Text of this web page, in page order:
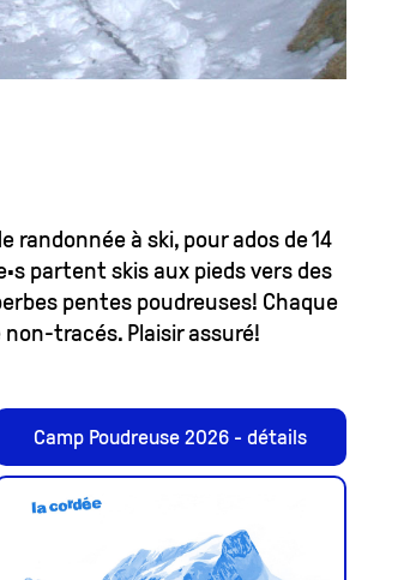
randonnée à ski, pour ados de 14
partent skis aux pieds vers des
pentes poudreuses! Chaque
tracés. Plaisir assuré!
Camp Poudreuse 2026 - détails